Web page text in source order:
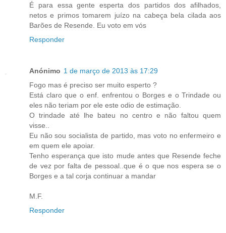
É para essa gente esperta dos partidos dos afilhados,
netos e primos tomarem juízo na cabeça bela cilada aos
Barões de Resende. Eu voto em vós
Responder
Anónimo 1 de março de 2013 às 17:29
Fogo mas é preciso ser muito esperto ?
Está claro que o enf. enfrentou o Borges e o Trindade ou
eles não teriam por ele este odio de estimação.
O trindade até lhe bateu no centro e não faltou quem
visse..
Eu não sou socialista de partido, mas voto no enfermeiro e
em quem ele apoiar.
Tenho esperança que isto mude antes que Resende feche
de vez por falta de pessoal..que é o que nos espera se o
Borges e a tal corja continuar a mandar
M.F.
Responder